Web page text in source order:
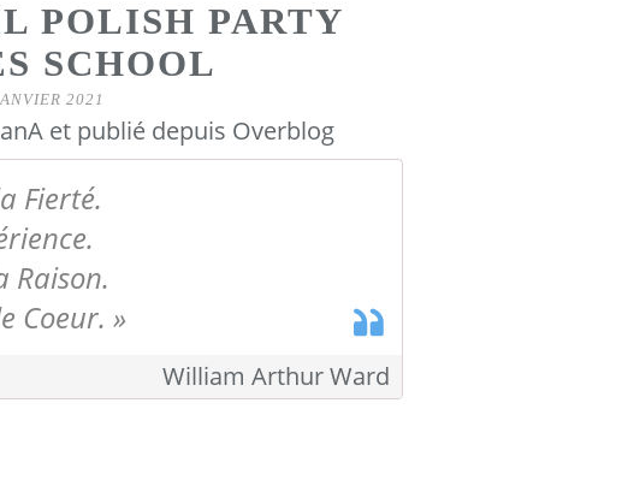
POLISH PARTY
SCHOOL
2021
et publié depuis Overblog
Fierté.
Raison.
Coeur. »
William Arthur Ward